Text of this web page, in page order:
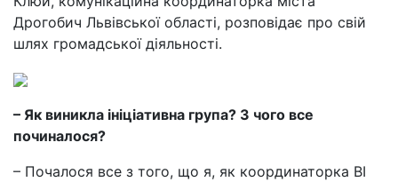
Дрогобич Львівської області, розповідає про свій
шлях громадської діяльності.
– Як виникла ініціативна група? З чого все
починалося?
– Почалося все з того, що я, як координаторка ВІ